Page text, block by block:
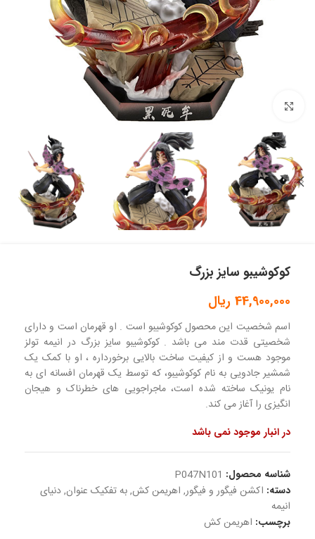
بزرگنمایی تصویر
کوکوشیبو سایز بزرگ
44,900,000 ریال
اسم شخصیت این محصول کوکوشیبو است . او قهرمان است و دارای
شخصیتی قدت مند می باشد . کوکوشیبو سایز بزرگ در انیمه تولز
موجود هست و از کیفیت ساخت بالایی برخورداره ، او با کمک یک
شمشیر جادویی به نام کوکوشیبو، که توسط یک قهرمان افسانه ای به
نام یونیک ساخته شده است، ماجراجویی های خطرناک و هیجان
انگیزی را آغاز می کند.
در انبار موجود نمی باشد
شناسه محصول: P047N101
دسته: اکشن فیگور و فیگور, اهریمن کش,به تفکیک عنوان,دنیای
انیمه
برچسب: اهریمن کش